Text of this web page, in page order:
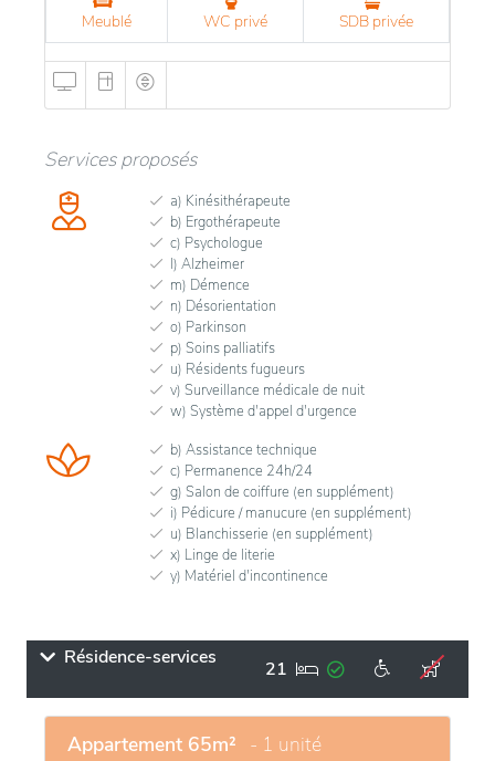
Meublé WC privé SDB privée
Services proposés
a) Kinésithérapeute
b) Ergothérapeute
c) Psychologue
l) Alzheimer
m) Démence
n) Désorientation
o) Parkinson
p) Soins palliatifs
u) Résidents fugueurs
v) Surveillance médicale de nuit
w) Système d'appel d'urgence
b) Assistance technique
c) Permanence 24h/24
g) Salon de coiffure (en supplément)
i) Pédicure / manucure (en supplément)
u) Blanchisserie (en supplément)
x) Linge de literie
y) Matériel d'incontinence
Résidence-services 21
Appartement 65m² - 1 unité